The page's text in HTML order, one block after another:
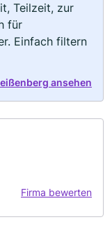
Teilzeit, zur
für
Einfach filtern
ansehen
Firma bewerten